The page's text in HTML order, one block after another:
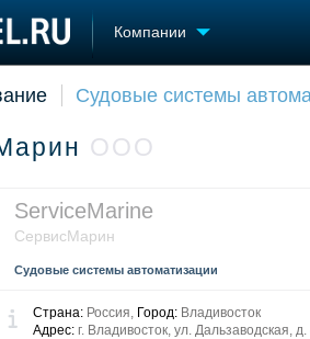
Компании
Торговая площадка
Продажа флота
Изделия
Материалы
Судовые системы
ООО
ServiceMarine
СервисМарин
Судовые системы автоматизации
Страна: Россия, Город: Владивосток
Адрес: г. Владивосток, ул. Дальзаводская, д.